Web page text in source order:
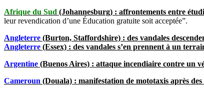
Afrique du Sud (Johannesburg) : affrontements entre
leur revendication d’une Éducation gratuite soit acceptée”.
Angleterre (Burton, Staffordshire) : des vandales
Angleterre (Essex) : des vandales s’en prennent à un
Argentine (Buenos Aires) : attaque incendiaire contre un
Cameroun (Douala) : manifestation de mototaxis après